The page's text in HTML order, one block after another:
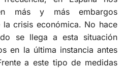
más y más embargos
crisis económica. No hace
se llega a esta situación
en la última instancia antes
a este tipo de medidas